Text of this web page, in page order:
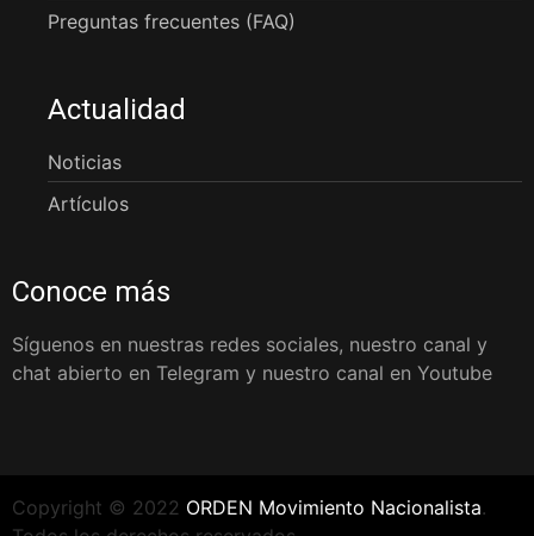
Preguntas frecuentes (FAQ)
Actualidad
Noticias
Artículos
Conoce más
Síguenos en nuestras redes sociales, nuestro canal y
chat abierto en Telegram y nuestro canal en Youtube
Copyright © 2022 ORDEN Movimiento Nacionalista.